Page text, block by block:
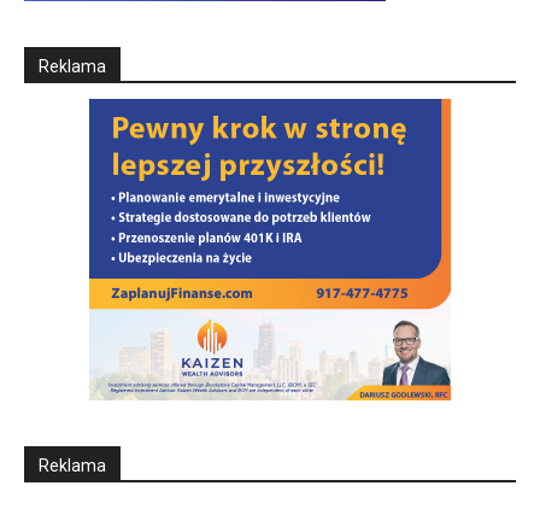
Reklama
Reklama